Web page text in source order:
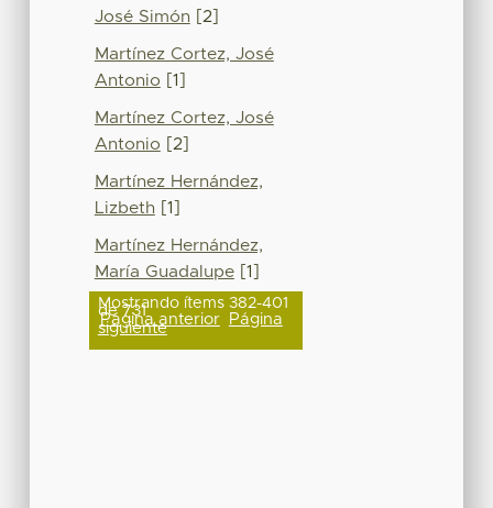
José Simón [2]
Martínez Cortez, José
Antonio [1]
Martínez Cortez, José
Antonio [2]
Martínez Hernández,
Lizbeth [1]
Martínez Hernández,
María Guadalupe[1]
Mostrando ítems 382-401
de 731
Página anterior Página
siguiente